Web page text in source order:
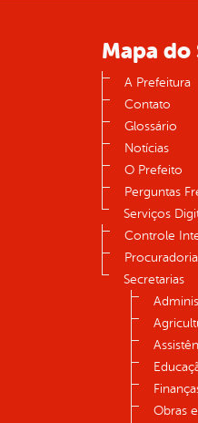
Mapa do
A Prefeitura
Contato
Glossário
Notícias
O Prefeito
Perguntas
Serviços
Controle
Procuradoria
Secretarias
Obras